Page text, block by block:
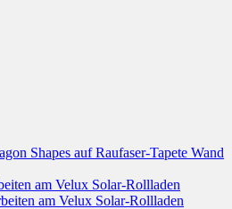
Shapes auf Raufaser-Tapete Wand
am Velux Solar-Rollladen
am Velux Solar-Rollladen